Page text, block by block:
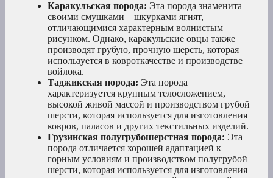
Каракульская порода: Эта порода знаменита
своими смушками – шкурками ягнят,
отличающимися характерным волнистым
рисунком. Однако, каракульские овцы также
производят грубую, прочную шерсть, которая
используется в ковроткачестве и производстве
войлока.
Таджикская порода: Эта порода
характеризуется крупным телосложением,
высокой живой массой и производством грубой
шерсти, которая используется для изготовления
ковров, паласов и других текстильных изделий.
Грузинская полугрубошерстная порода: Эта
порода отличается хорошей адаптацией к
горным условиям и производством полугрубой
шерсти, которая используется для изготовления